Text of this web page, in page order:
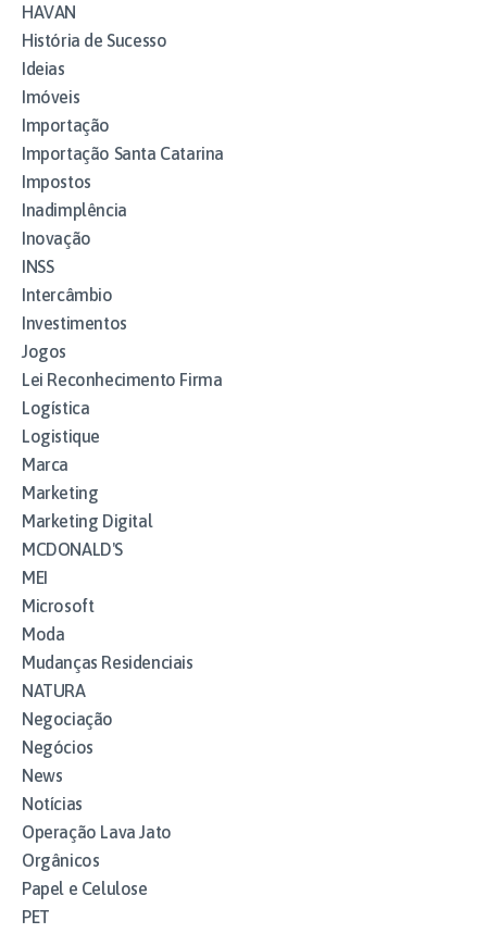
HAVAN
História de Sucesso
Ideias
Imóveis
Importação
Importação Santa Catarina
Impostos
Inadimplência
Inovação
INSS
Intercâmbio
Investimentos
Jogos
Lei Reconhecimento Firma
Logística
Logistique
Marca
Marketing
Marketing Digital
MCDONALD'S
MEI
Microsoft
Moda
Mudanças Residenciais
NATURA
Negociação
Negócios
News
Notícias
Operação Lava Jato
Orgânicos
Papel e Celulose
PET